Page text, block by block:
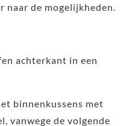
naar de mogelijkheden.
achterkant in een
binnenkussens met
vanwege de volgende